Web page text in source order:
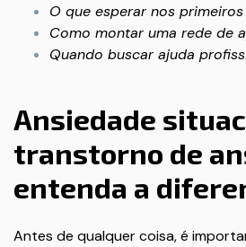
O que esperar nos
Como montar uma rede de
Quando buscar ajuda
Ansiedade
transtorno de
entenda a
Antes de qualquer coisa, é